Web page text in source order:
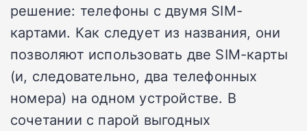
решение: телефоны с двумя SIM-
картами. Как следует из названия, они
позволяют использовать две SIM-карты
(и, следовательно, два телефонных
номера) на одном устройстве. В
сочетании с парой выгодных